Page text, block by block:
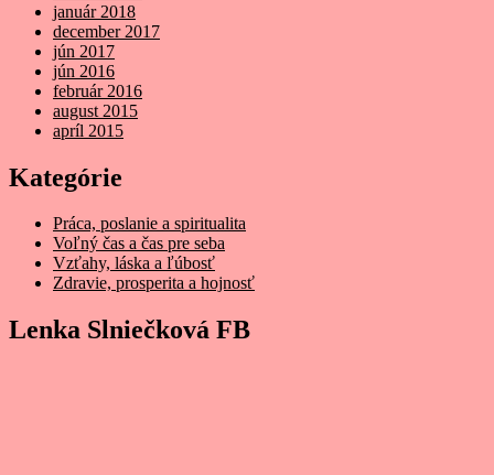
január 2018
december 2017
jún 2017
jún 2016
február 2016
august 2015
apríl 2015
Kategórie
Práca, poslanie a spiritualita
Voľný čas a čas pre seba
Vzťahy, láska a ľúbosť
Zdravie, prosperita a hojnosť
Lenka Slniečková FB